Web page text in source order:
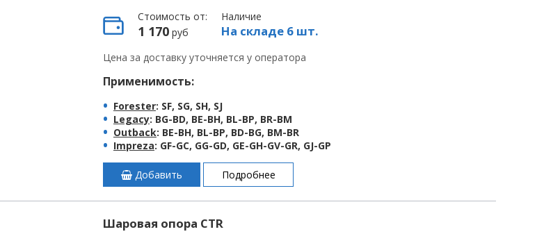
Стоимость от:
1 170руб
Наличие
На складе 6 шт.
Цена за доставку уточняется у оператора
Применимость:
Forester: SF, SG, SH, SJ
Legacy: BG-BD, BE-BH, BL-BP, BR-BM
Outback: BE-BH, BL-BP, BD-BG, BM-BR
Impreza: GF-GC, GG-GD, GE-GH-GV-GR, GJ-GP
Добавить Подробнее
Шаровая опора CTR